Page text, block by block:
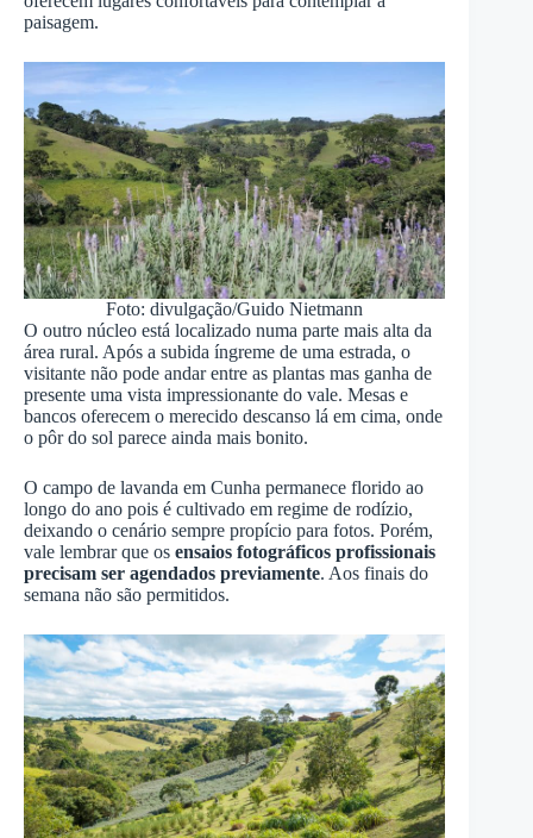
paisagem.
Foto: divulgação/Guido Nietmann
O outro núcleo está localizado numa parte mais alta da
área rural. Após a subida íngreme de uma estrada, o
visitante não pode andar entre as plantas mas ganha de
presente uma vista impressionante do vale. Mesas e
bancos oferecem o merecido descanso lá em cima, onde
o pôr do sol parece ainda mais bonito.
O campo de lavanda em Cunha permanece florido ao
longo do ano pois é cultivado em regime de rodízio,
deixando o cenário sempre propício para fotos. Porém,
vale lembrar que os ensaios fotográficos profissionais
precisam ser agendados previamente. Aos finais do
semana não são permitidos.